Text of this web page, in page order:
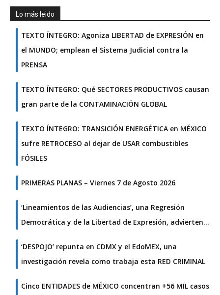
Lo más leido
TEXTO ÍNTEGRO: Agoniza LIBERTAD de EXPRESIÓN en
el MUNDO; emplean el Sistema Judicial contra la
PRENSA
TEXTO ÍNTEGRO: Qué SECTORES PRODUCTIVOS causan
gran parte de la CONTAMINACIÓN GLOBAL
TEXTO ÍNTEGRO: TRANSICIÓN ENERGÉTICA en MÉXICO
sufre RETROCESO al dejar de USAR combustibles
FÓSILES
PRIMERAS PLANAS – Viernes 7 de Agosto 2026
‘Lineamientos de las Audiencias’, una Regresión
Democrática y de la Libertad de Expresión, advierten…
‘DESPOJO’ repunta en CDMX y el EdoMEX, una
investigación revela como trabaja esta RED CRIMINAL
Cinco ENTIDADES de MÉXICO concentran +56 MIL casos